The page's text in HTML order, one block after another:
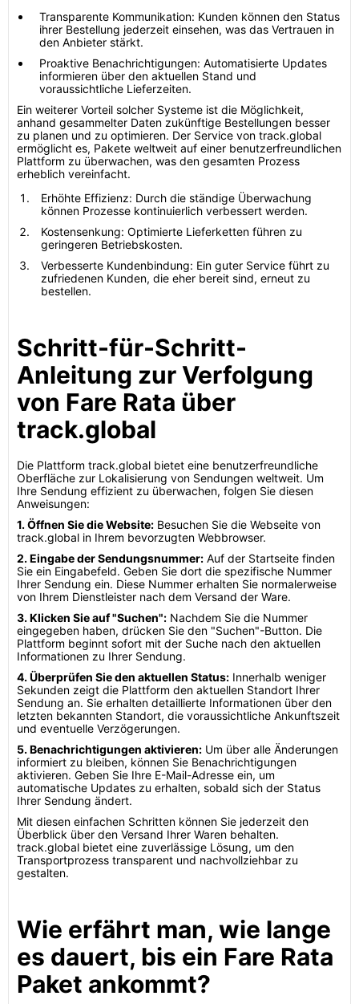
Transparente Kommunikation: Kunden können den Status
ihrer Bestellung jederzeit einsehen, was das Vertrauen in
den Anbieter stärkt.
Proaktive Benachrichtigungen: Automatisierte Updates
informieren über den aktuellen Stand und
voraussichtliche Lieferzeiten.
Ein weiterer Vorteil solcher Systeme ist die Möglichkeit,
anhand gesammelter Daten zukünftige Bestellungen besser
zu planen und zu optimieren. Der Service von track.global
ermöglicht es, Pakete weltweit auf einer benutzerfreundlichen
Plattform zu überwachen, was den gesamten Prozess
erheblich vereinfacht.
Erhöhte Effizienz: Durch die ständige Überwachung
können Prozesse kontinuierlich verbessert werden.
Kostensenkung: Optimierte Lieferketten führen zu
geringeren Betriebskosten.
Verbesserte Kundenbindung: Ein guter Service führt zu
zufriedenen Kunden, die eher bereit sind, erneut zu
bestellen.
Schritt-für-Schritt-
Anleitung zur Verfolgung
von Fare Rata über
track.global
Die Plattform track.global bietet eine benutzerfreundliche
Oberfläche zur Lokalisierung von Sendungen weltweit. Um
Ihre Sendung effizient zu überwachen, folgen Sie diesen
Anweisungen:
1. Öffnen Sie die Website: Besuchen Sie die Webseite von
track.global in Ihrem bevorzugten Webbrowser.
2. Eingabe der Sendungsnummer: Auf der Startseite finden
Sie ein Eingabefeld. Geben Sie dort die spezifische Nummer
Ihrer Sendung ein. Diese Nummer erhalten Sie normalerweise
von Ihrem Dienstleister nach dem Versand der Ware.
3. Klicken Sie auf "Suchen": Nachdem Sie die Nummer
eingegeben haben, drücken Sie den "Suchen"-Button. Die
Plattform beginnt sofort mit der Suche nach den aktuellen
Informationen zu Ihrer Sendung.
4. Überprüfen Sie den aktuellen Status: Innerhalb weniger
Sekunden zeigt die Plattform den aktuellen Standort Ihrer
Sendung an. Sie erhalten detaillierte Informationen über den
letzten bekannten Standort, die voraussichtliche Ankunftszeit
und eventuelle Verzögerungen.
5. Benachrichtigungen aktivieren: Um über alle Änderungen
informiert zu bleiben, können Sie Benachrichtigungen
aktivieren. Geben Sie Ihre E-Mail-Adresse ein, um
automatische Updates zu erhalten, sobald sich der Status
Ihrer Sendung ändert.
Mit diesen einfachen Schritten können Sie jederzeit den
Überblick über den Versand Ihrer Waren behalten.
track.global bietet eine zuverlässige Lösung, um den
Transportprozess transparent und nachvollziehbar zu
gestalten.
Wie erfährt man, wie lange
es dauert, bis ein Fare Rata
Paket ankommt?